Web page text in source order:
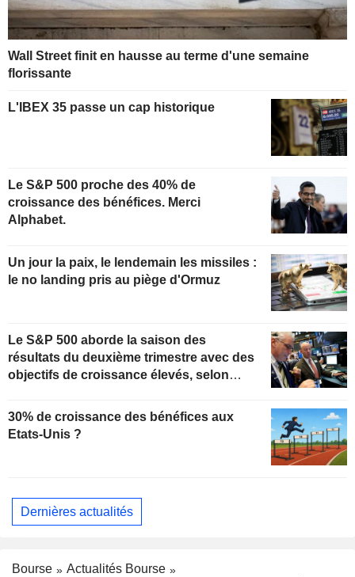
Wall Street finit en hausse au terme d'une semaine
florissante
L'IBEX 35 passe un cap historique
Le S&P 500 proche des 40% de
croissance des bénéfices. Merci
Alphabet.
Un jour la paix, le lendemain les missiles :
le no landing pris au piège d'Ormuz
Le S&P 500 aborde la saison des
résultats du deuxième trimestre avec des
objectifs de croissance élevés, selon
30% de croissance des bénéfices aux
Etats-Unis ?
Dernières actualités
Bourse
Actualités Bourse